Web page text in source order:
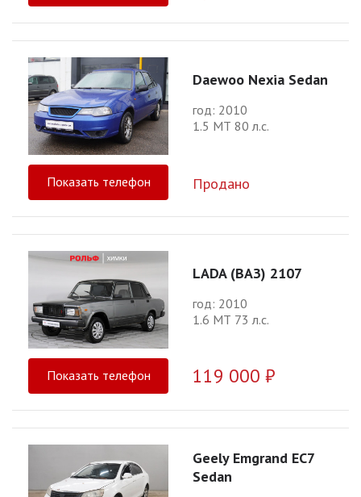
Daewoo Nexia Sedan
год: 2010
1.5 МТ 80 л.с.
Показать телефон Продано
LADA (ВАЗ) 2107
год: 2010
1.6 МТ 73 л.с.
Показать телефон 119 000 ₽
Geely Emgrand EC7
Sedan